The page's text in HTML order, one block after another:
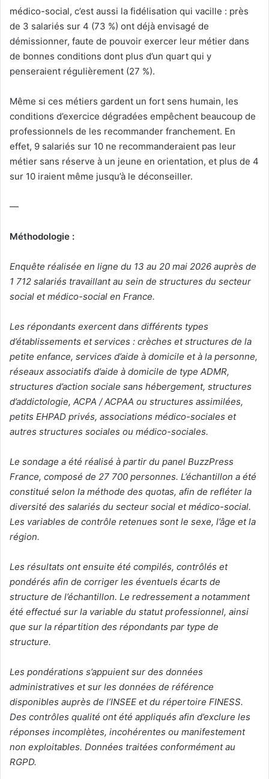
médico-social, c’est aussi la fidélisation qui vacille : près
de 3 salariés sur 4 (73 %) ont déjà envisagé de
démissionner, faute de pouvoir exercer leur métier dans
de bonnes conditions dont plus d’un quart qui y
penseraient régulièrement (27 %).
Même si ces métiers gardent un fort sens humain, les
conditions d’exercice dégradées empêchent beaucoup de
professionnels de les recommander franchement. En
effet, 9 salariés sur 10 ne recommanderaient pas leur
métier sans réserve à un jeune en orientation, et plus de 4
sur 10 iraient même jusqu’à le déconseiller.
—
Méthodologie :
Enquête réalisée en ligne du 13 au 20 mai 2026 auprès de
1 712 salariés travaillant au sein de structures du secteur
social et médico-social en France.
Les répondants exercent dans différents types
d’établissements et services : crèches et structures de la
petite enfance, services d’aide à domicile et à la personne,
réseaux associatifs d’aide à domicile de type ADMR,
structures d’action sociale sans hébergement, structures
d’addictologie, ACPA / ACPAA ou structures assimilées,
petits EHPAD privés, associations médico-sociales et
autres structures sociales ou médico-sociales.
Le sondage a été réalisé à partir du panel BuzzPress
France, composé de 27 700 personnes. L’échantillon a été
constitué selon la méthode des quotas, afin de refléter la
diversité des salariés du secteur social et médico-social.
Les variables de contrôle retenues sont le sexe, l’âge et la
région.
Les résultats ont ensuite été compilés, contrôlés et
pondérés afin de corriger les éventuels écarts de
structure de l’échantillon. Le redressement a notamment
été effectué sur la variable du statut professionnel, ainsi
que sur la répartition des répondants par type de
structure.
Les pondérations s’appuient sur des données
administratives et sur les données de référence
disponibles auprès de l’INSEE et du répertoire FINESS.
Des contrôles qualité ont été appliqués afin d’exclure les
réponses incomplètes, incohérentes ou manifestement
non exploitables. Données traitées conformément au
RGPD.